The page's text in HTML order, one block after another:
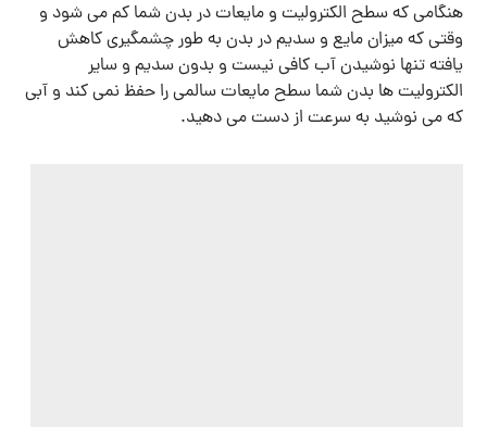
هنگامی که سطح الکترولیت و مایعات در بدن شما کم می شود و
وقتی که میزان مایع و سدیم در بدن به طور چشمگیری کاهش
یافته تنها نوشیدن آب کافی نیست و بدون سدیم و سایر
الکترولیت ها بدن شما سطح مایعات سالمی را حفظ نمی کند و آبی
که می نوشید به سرعت از دست می دهید.